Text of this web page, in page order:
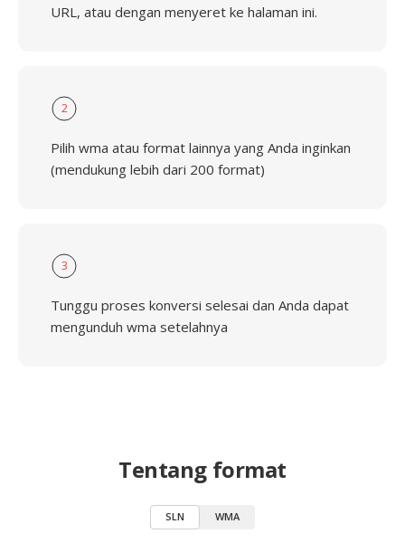
URL, atau dengan menyeret ke halaman ini.
2
Pilih wma atau format lainnya yang Anda inginkan
(mendukung lebih dari 200 format)
3
Tunggu proses konversi selesai dan Anda dapat
mengunduh wma setelahnya
Tentang format
SLN WMA